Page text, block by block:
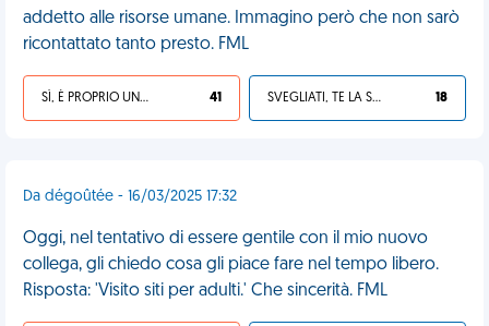
addetto alle risorse umane. Immagino però che non sarò
ricontattato tanto presto. FML
SÌ, È PROPRIO UNA VDM! 41 SVEGLIATI, TE LA SEI CERCATA! 18
Da dégoûtée - 16/03/2025 17:32
Oggi, nel tentativo di essere gentile con il mio nuovo
collega, gli chiedo cosa gli piace fare nel tempo libero.
Risposta: 'Visito siti per adulti.' Che sincerità. FML